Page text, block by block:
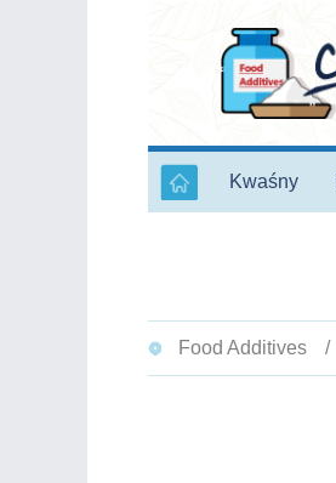
Kwaśny
Food Additives